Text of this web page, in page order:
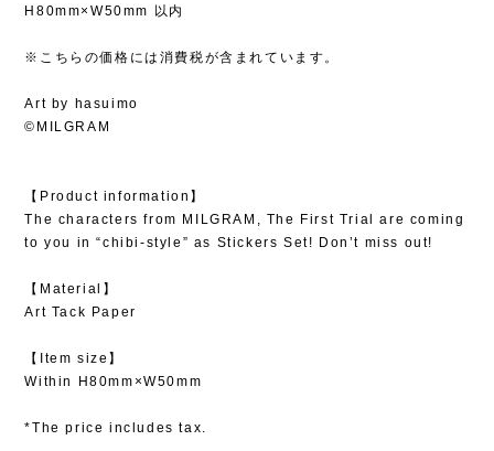
H80mm×W50mm 以内
※こちらの価格には消費税が含まれています。
Art by hasuimo
©MILGRAM
【Product information】
The characters from MILGRAM, The First Trial are coming
to you in “chibi-style” as Stickers Set! Don’t miss out!
【Material】
Art Tack Paper
【Item size】
Within H80mm×W50mm
*The price includes tax.